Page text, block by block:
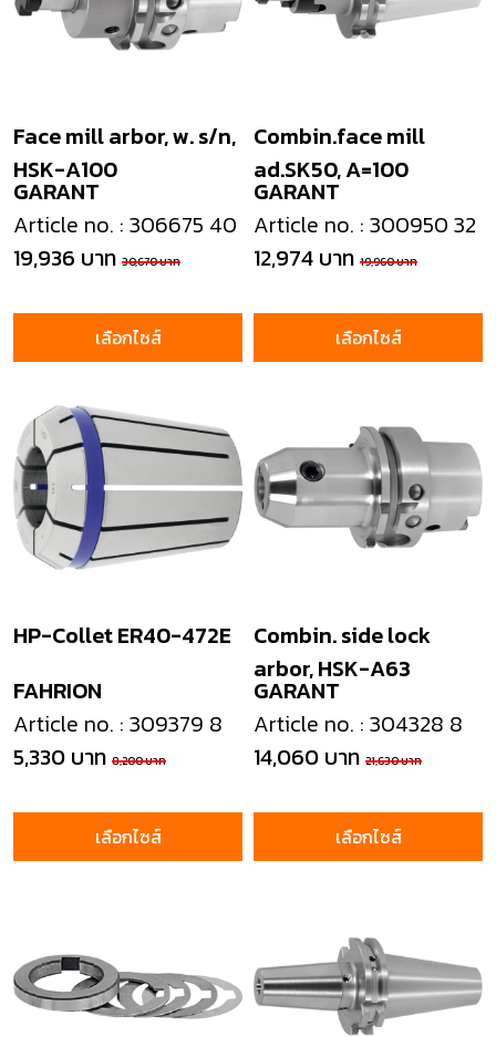
GARANT
Face mill arbor, w. s/n,
HSK-A100
Article no. : 306675 40
19,936 บาท 30,670 บาท
เลือกไซส์
GARANT
Combin.face mill
ad.SK50, A=100
Article no. : 300950 32
12,974 บาท 19,960 บาท
เลือกไซส์
FAHRION
HP-Collet ER40-472E
Article no. : 309379 8
5,330 บาท 8,200 บาท
เลือกไซส์
GARANT
Combin. side lock
arbor, HSK-A63
Article no. : 304328 8
14,060 บาท 21,630 บาท
เลือกไซส์